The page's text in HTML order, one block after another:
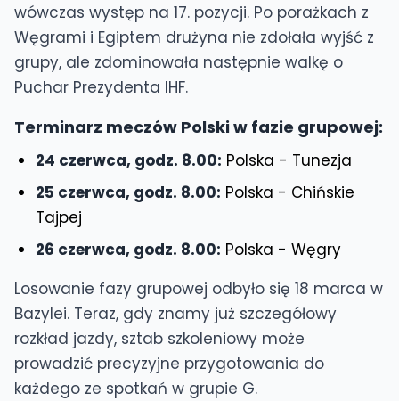
wówczas występ na 17. pozycji. Po porażkach z
Węgrami i Egiptem drużyna nie zdołała wyjść z
grupy, ale zdominowała następnie walkę o
Puchar Prezydenta IHF.
Terminarz meczów Polski w fazie grupowej:
24 czerwca, godz. 8.00: Polska - Tunezja
25 czerwca, godz. 8.00: Polska - Chińskie
Tajpej
26 czerwca, godz. 8.00: Polska - Węgry
Losowanie fazy grupowej odbyło się 18 marca w
Bazylei. Teraz, gdy znamy już szczegółowy
rozkład jazdy, sztab szkoleniowy może
prowadzić precyzyjne przygotowania do
każdego ze spotkań w grupie G.